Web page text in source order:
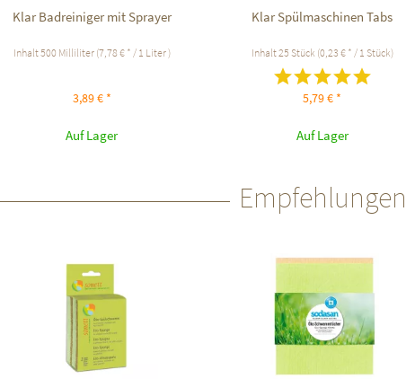
Klar Badreiniger mit Sprayer
Inhalt500 Milliliter (7,78 € * / 1 Liter )
3,89 € *
Auf Lager
Klar Spülmaschinen Tabs
Inhalt25 Stück (0,23 € * / 1 Stück)
5,79 € *
Auf Lager
Empfehlungen